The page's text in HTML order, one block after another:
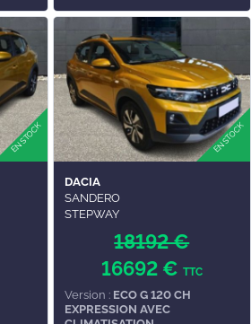
DACIA
SANDERO
STEPWAY
18192 €
16692 € TTC
Version : ECO G 120 CH
EXPRESSION AVEC